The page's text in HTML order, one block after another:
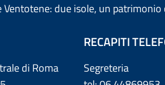
Ventotene: due isole, un
di Roma
RECAPITI
Segreteria